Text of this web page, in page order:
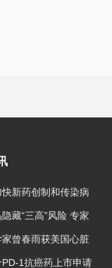
新药创制和传染病
报进度的
藏“三高”风险 专家
曾春雨获美国心脏
1抗癌药上市申请